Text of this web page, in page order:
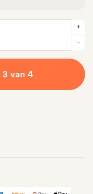
-
+
Direct naar stap 3 van 4